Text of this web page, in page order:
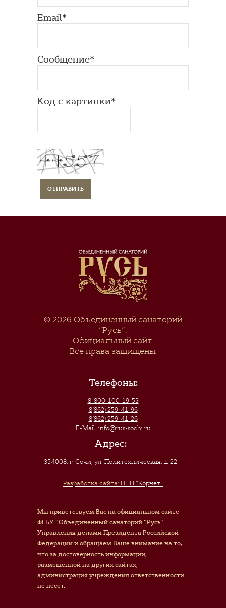
Email*
Сообщение*
Код с картинки*
© 2026 Объединенный санаторий
“Русь”.
Официальный сайт.
Все права защищены.
Телефоны:
8-800-100-19-53
8(862) 259-41-96
8(862) 259-41-26
E-Mail: info@rus-sochi.ru
Адрес:
354008, г. Сочи,ул. Политехническая, д.22
Разработка сайта: НПП "Корнет"
Мы приветствуем Вас на официальном сайте
ФГБУ "Объединённый санаторий "Русь"
Управления делами Президента Российской
Федерации и обращаем Ваше внимание на то,
что за достоверность информации,
размещенной на других сайтах,
администрация учреждения ответственности
не несет.